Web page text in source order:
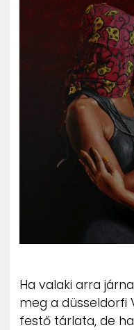
Ha valaki arra
meg a düsseldorfi
festő tárlata, de